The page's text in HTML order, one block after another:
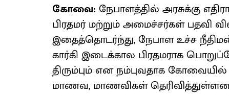
கோவை: நேபாளத்தில் அரசுக்கு
பிரதமர் மற்றும் அமைச்சர்கள் பதவி
இதைத்தொடர்ந்து, நேபாள உச்ச
கார்கி இடைக்கால பிரதமராக
திரும்பும் என நம்புவதாக
மாணவ, மாணவிகள்